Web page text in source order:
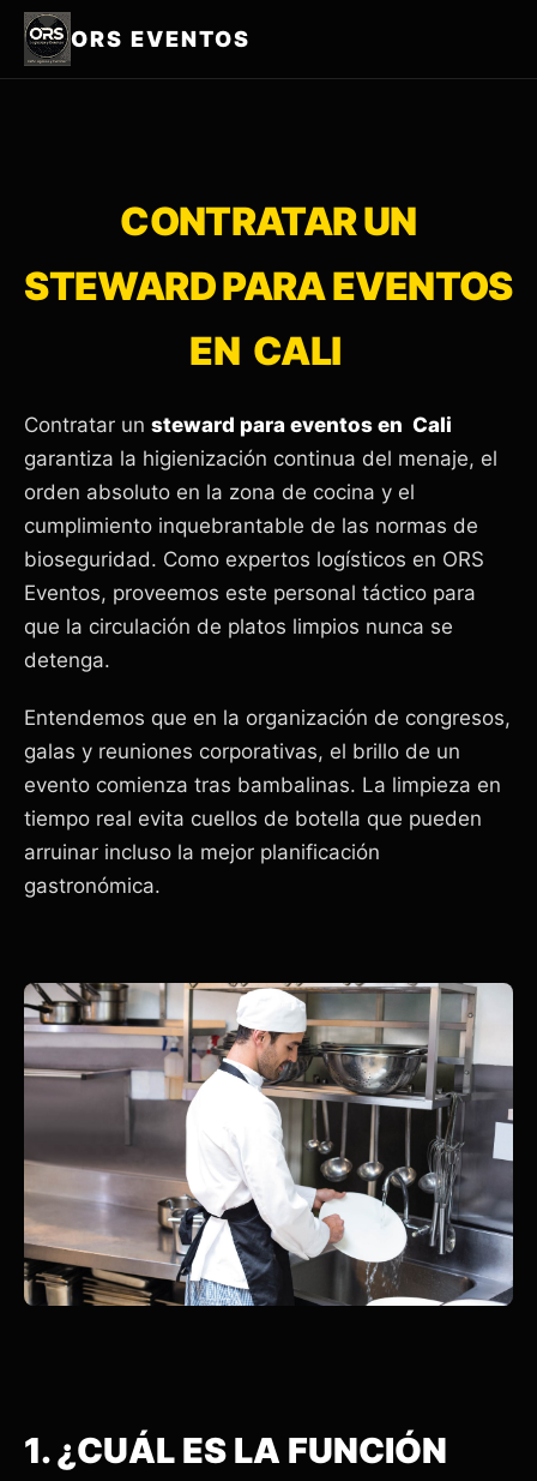
ORS EVENTOS
CONTRATAR UN
STEWARD PARA EVENTOS
EN CALI
Contratar un steward para eventos en Cali
garantiza la higienización continua del menaje, el
orden absoluto en la zona de cocina y el
cumplimiento inquebrantable de las normas de
bioseguridad. Como expertos logísticos en ORS
Eventos, proveemos este personal táctico para
que la circulación de platos limpios nunca se
detenga.
Entendemos que en la organización de congresos,
galas y reuniones corporativas, el brillo de un
evento comienza tras bambalinas. La limpieza en
tiempo real evita cuellos de botella que pueden
arruinar incluso la mejor planificación
gastronómica.
1. ¿CUÁL ES LA FUNCIÓN